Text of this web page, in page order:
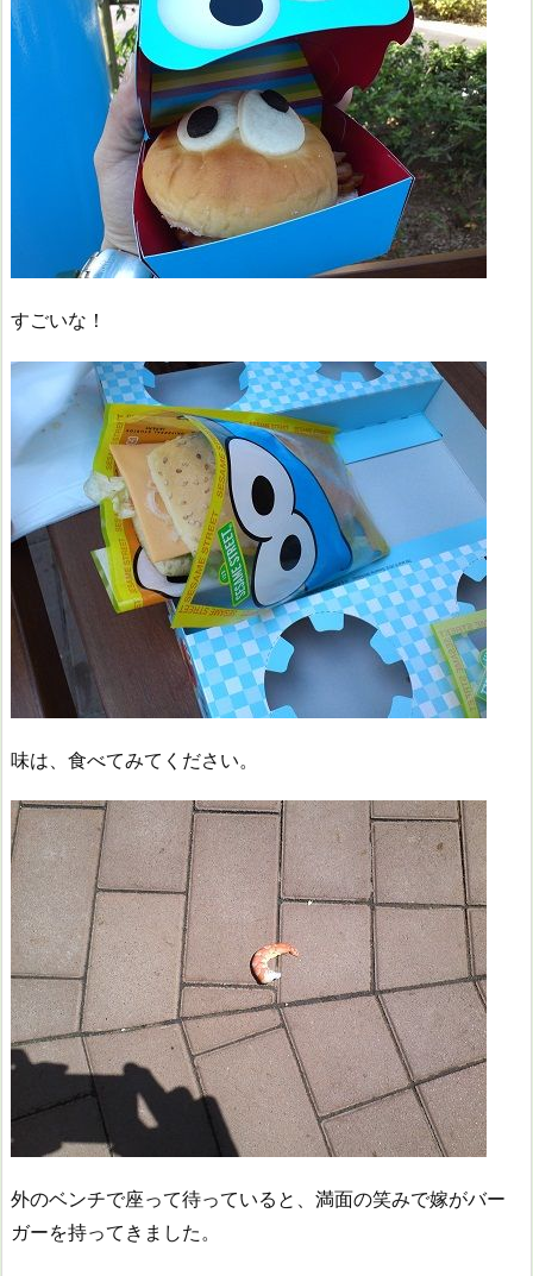
すごいな！
味は、食べてみてください。
外のベンチで座って待っていると、満面の笑みで嫁がバー
ガーを持ってきました。